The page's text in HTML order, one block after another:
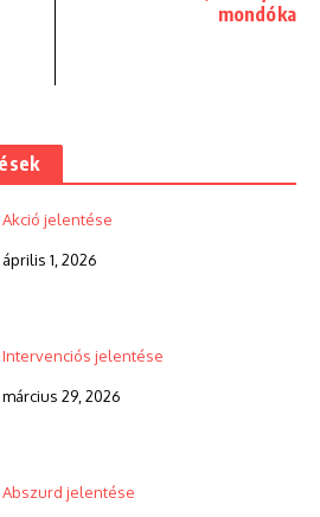
mondóka
Akció jelentése
április 1, 2026
Intervenciós jelentése
március 29, 2026
Abszurd jelentése